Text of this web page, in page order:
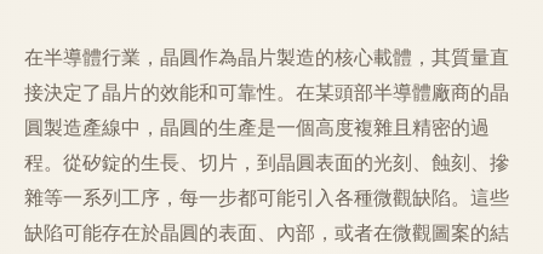
在半導體行業，晶圓作為晶片製造的核心載體，其質量直
接決定了晶片的效能和可靠性。在某頭部半導體廠商的晶
圓製造產線中，晶圓的生產是一個高度複雜且精密的過
程。從矽錠的生長、切片，到晶圓表面的光刻、蝕刻、摻
雜等一系列工序，每一步都可能引入各種微觀缺陷。這些
缺陷可能存在於晶圓的表面、內部，或者在微觀圖案的結